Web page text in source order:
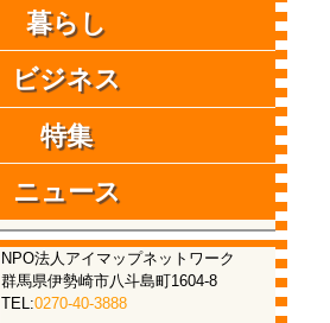
暮らし
ビジネス
特集
ニュース
NPO法人アイマップネットワーク
群馬県伊勢崎市八斗島町1604-8
TEL:0270-40-3888